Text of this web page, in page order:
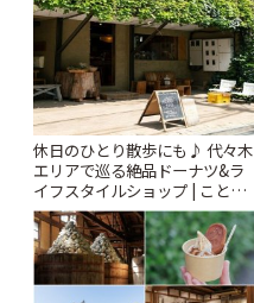
休日のひとり散歩にも♪ 代々木
エリアで巡る絶品ドーナツ&ラ
イフスタイルショップ | ことり
っぷ